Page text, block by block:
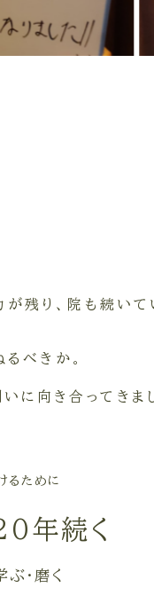
残り、院も続いて
べきか。
に向き合ってきまし
るために
年続く
ぶ・磨く